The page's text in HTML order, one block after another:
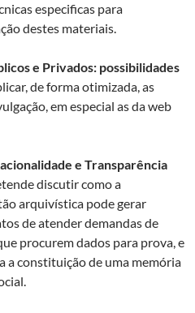
especificas para
destes materiais.
e Privados: possibilidades
de forma otimizada, as
em especial as da web
e Transparência
discutir como a
arquivística pode gerar
de atender demandas de
procurem dados para prova, e
a constituição de uma memória